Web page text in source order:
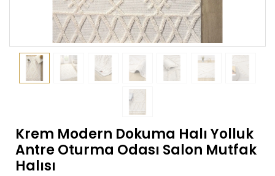
Krem Modern Dokuma Halı Yolluk
Antre Oturma Odası Salon Mutfak
Halısı